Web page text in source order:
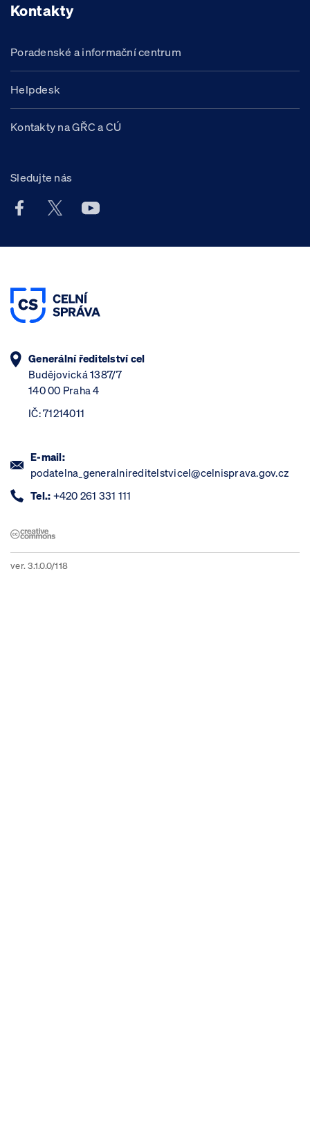
Kontakty
Poradenské a informační centrum
Helpdesk
Kontakty na GŘC a CÚ
Sledujte nás
Facebook účet Celní správy ČR
X účet Celní správy ČR
Youtube účet Celní správy ČR
Generální ředitelství cel
Budějovická 1387/7
140 00 Praha 4
IČ: 71214011
E-mail:
podatelna_generalnireditelstvicel@celnisprava.gov.cz
Tel.: +420 261 331 111
ver. 3.1.0.0/118